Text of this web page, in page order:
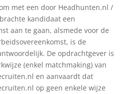
met een door Headhunten.nl /
kandidaat een
aan te gaan, alsmede voor de
is de
De opdrachtgever is
(enkel matchmaking) van
en aanvaardt dat
op geen enkele wijze